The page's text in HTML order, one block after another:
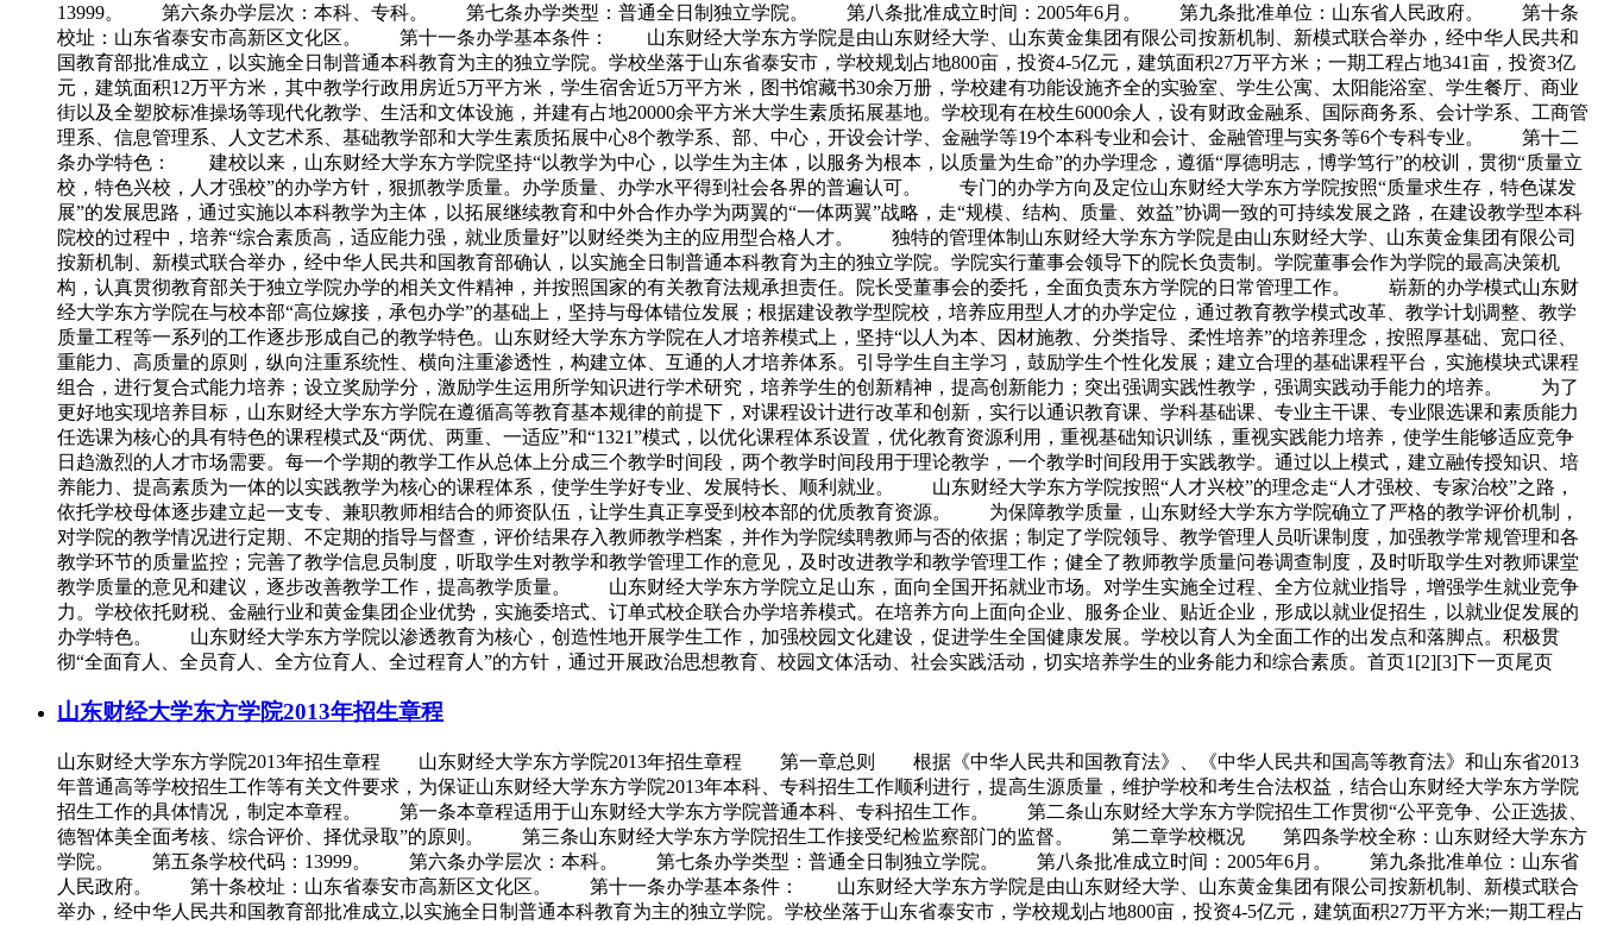
13999。 第六条办学层次：本科、专科。 第七条办学类型：普通全日制独立学院。 第八条批准成立时间：2005年6月。 第九条批准单位：山东省人民政府。 第十条
校址：山东省泰安市高新区文化区。 第十一条办学基本条件： 山东财经大学东方学院是由山东财经大学、山东黄金集团有限公司按新机制、新模式联合举办，经中华人民共和
国教育部批准成立，以实施全日制普通本科教育为主的独立学院。学校坐落于山东省泰安市，学校规划占地800亩，投资4-5亿元，建筑面积27万平方米；一期工程占地341亩，投资3亿
元，建筑面积12万平方米，其中教学行政用房近5万平方米，学生宿舍近5万平方米，图书馆藏书30余万册，学校建有功能设施齐全的实验室、学生公寓、太阳能浴室、学生餐厅、商业
街以及全塑胶标准操场等现代化教学、生活和文体设施，并建有占地20000余平方米大学生素质拓展基地。学校现有在校生6000余人，设有财政金融系、国际商务系、会计学系、工商管
理系、信息管理系、人文艺术系、基础教学部和大学生素质拓展中心8个教学系、部、中心，开设会计学、金融学等19个本科专业和会计、金融管理与实务等6个专科专业。 第十二
条办学特色： 建校以来，山东财经大学东方学院坚持“以教学为中心，以学生为主体，以服务为根本，以质量为生命”的办学理念，遵循“厚德明志，博学笃行”的校训，贯彻“质量立
校，特色兴校，人才强校”的办学方针，狠抓教学质量。办学质量、办学水平得到社会各界的普遍认可。 专门的办学方向及定位山东财经大学东方学院按照“质量求生存，特色谋发
展”的发展思路，通过实施以本科教学为主体，以拓展继续教育和中外合作办学为两翼的“一体两翼”战略，走“规模、结构、质量、效益”协调一致的可持续发展之路，在建设教学型本科
院校的过程中，培养“综合素质高，适应能力强，就业质量好”以财经类为主的应用型合格人才。 独特的管理体制山东财经大学东方学院是由山东财经大学、山东黄金集团有限公司
按新机制、新模式联合举办，经中华人民共和国教育部确认，以实施全日制普通本科教育为主的独立学院。学院实行董事会领导下的院长负责制。学院董事会作为学院的最高决策机
构，认真贯彻教育部关于独立学院办学的相关文件精神，并按照国家的有关教育法规承担责任。院长受董事会的委托，全面负责东方学院的日常管理工作。 崭新的办学模式山东财
经大学东方学院在与校本部“高位嫁接，承包办学”的基础上，坚持与母体错位发展；根据建设教学型院校，培养应用型人才的办学定位，通过教育教学模式改革、教学计划调整、教学
质量工程等一系列的工作逐步形成自己的教学特色。山东财经大学东方学院在人才培养模式上，坚持“以人为本、因材施教、分类指导、柔性培养”的培养理念，按照厚基础、宽口径、
重能力、高质量的原则，纵向注重系统性、横向注重渗透性，构建立体、互通的人才培养体系。引导学生自主学习，鼓励学生个性化发展；建立合理的基础课程平台，实施模块式课程
组合，进行复合式能力培养；设立奖励学分，激励学生运用所学知识进行学术研究，培养学生的创新精神，提高创新能力；突出强调实践性教学，强调实践动手能力的培养。 为了
更好地实现培养目标，山东财经大学东方学院在遵循高等教育基本规律的前提下，对课程设计进行改革和创新，实行以通识教育课、学科基础课、专业主干课、专业限选课和素质能力
任选课为核心的具有特色的课程模式及“两优、两重、一适应”和“1321”模式，以优化课程体系设置，优化教育资源利用，重视基础知识训练，重视实践能力培养，使学生能够适应竞争
日趋激烈的人才市场需要。每一个学期的教学工作从总体上分成三个教学时间段，两个教学时间段用于理论教学，一个教学时间段用于实践教学。通过以上模式，建立融传授知识、培
养能力、提高素质为一体的以实践教学为核心的课程体系，使学生学好专业、发展特长、顺利就业。 山东财经大学东方学院按照“人才兴校”的理念走“人才强校、专家治校”之路，
依托学校母体逐步建立起一支专、兼职教师相结合的师资队伍，让学生真正享受到校本部的优质教育资源。 为保障教学质量，山东财经大学东方学院确立了严格的教学评价机制，
对学院的教学情况进行定期、不定期的指导与督查，评价结果存入教师教学档案，并作为学院续聘教师与否的依据；制定了学院领导、教学管理人员听课制度，加强教学常规管理和各
教学环节的质量监控；完善了教学信息员制度，听取学生对教学和教学管理工作的意见，及时改进教学和教学管理工作；健全了教师教学质量问卷调查制度，及时听取学生对教师课堂
教学质量的意见和建议，逐步改善教学工作，提高教学质量。 山东财经大学东方学院立足山东，面向全国开拓就业市场。对学生实施全过程、全方位就业指导，增强学生就业竞争
力。学校依托财税、金融行业和黄金集团企业优势，实施委培式、订单式校企联合办学培养模式。在培养方向上面向企业、服务企业、贴近企业，形成以就业促招生，以就业促发展的
办学特色。 山东财经大学东方学院以渗透教育为核心，创造性地开展学生工作，加强校园文化建设，促进学生全国健康发展。学校以育人为全面工作的出发点和落脚点。积极贯
彻“全面育人、全员育人、全方位育人、全过程育人”的方针，通过开展政治思想教育、校园文体活动、社会实践活动，切实培养学生的业务能力和综合素质。首页1[2][3]下一页尾页
山东财经大学东方学院2013年招生章程
山东财经大学东方学院2013年招生章程 山东财经大学东方学院2013年招生章程 第一章总则 根据《中华人民共和国教育法》、《中华人民共和国高等教育法》和山东省2013
年普通高等学校招生工作等有关文件要求，为保证山东财经大学东方学院2013年本科、专科招生工作顺利进行，提高生源质量，维护学校和考生合法权益，结合山东财经大学东方学院
招生工作的具体情况，制定本章程。 第一条本章程适用于山东财经大学东方学院普通本科、专科招生工作。 第二条山东财经大学东方学院招生工作贯彻“公平竞争、公正选拔、
德智体美全面考核、综合评价、择优录取”的原则。 第三条山东财经大学东方学院招生工作接受纪检监察部门的监督。 第二章学校概况 第四条学校全称：山东财经大学东方
学院。 第五条学校代码：13999。 第六条办学层次：本科。 第七条办学类型：普通全日制独立学院。 第八条批准成立时间：2005年6月。 第九条批准单位：山东省
人民政府。 第十条校址：山东省泰安市高新区文化区。 第十一条办学基本条件： 山东财经大学东方学院是由山东财经大学、山东黄金集团有限公司按新机制、新模式联合
举办，经中华人民共和国教育部批准成立,以实施全日制普通本科教育为主的独立学院。学校坐落于山东省泰安市，学校规划占地800亩，投资4-5亿元，建筑面积27万平方米;一期工程占